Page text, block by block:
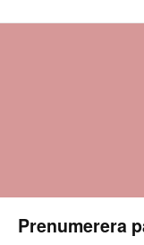
Prenumerera